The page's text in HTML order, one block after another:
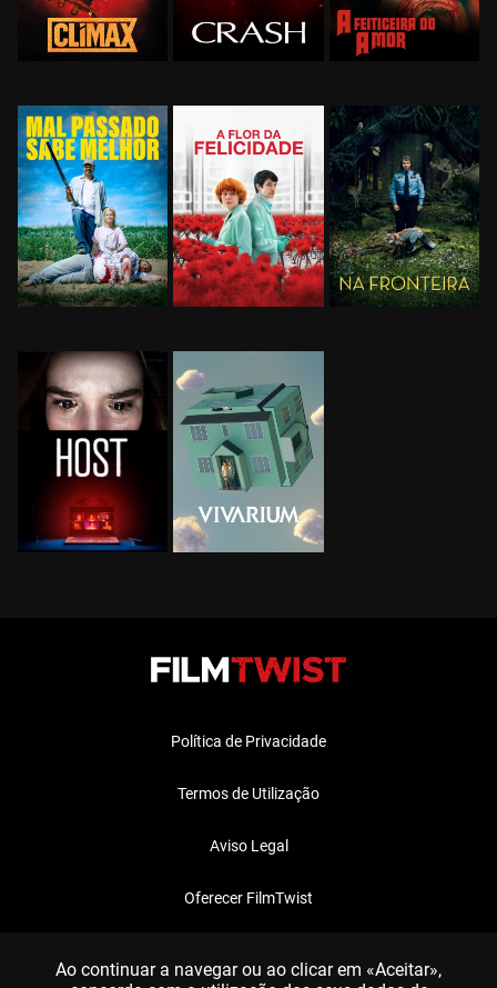
Política de Privacidade
Termos de Utilização
Aviso Legal
Oferecer FilmTwist
Ao continuar a navegar ou ao clicar em «Aceitar»,